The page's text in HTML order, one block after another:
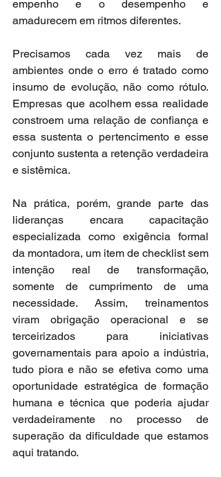
empenho e o desempenho e
amadurecem em ritmos diferentes.
Precisamos cada vez mais de
ambientes onde o erro é tratado como
insumo de evolução, não como rótulo.
Empresas que acolhem essa realidade
constroem uma relação de confiança e
essa sustenta o pertencimento e esse
conjunto sustenta a retenção verdadeira
e sistêmica.
Na prática, porém, grande parte das
lideranças encara capacitação
especializada como exigência formal
da montadora, um item de checklist sem
intenção real de transformação,
somente de cumprimento de uma
necessidade. Assim, treinamentos
viram obrigação operacional e se
terceirizados para iniciativas
governamentais para apoio a indústria,
tudo piora e não se efetiva como uma
oportunidade estratégica de formação
humana e técnica que poderia ajudar
verdadeiramente no processo de
superação da dificuldade que estamos
aqui tratando.